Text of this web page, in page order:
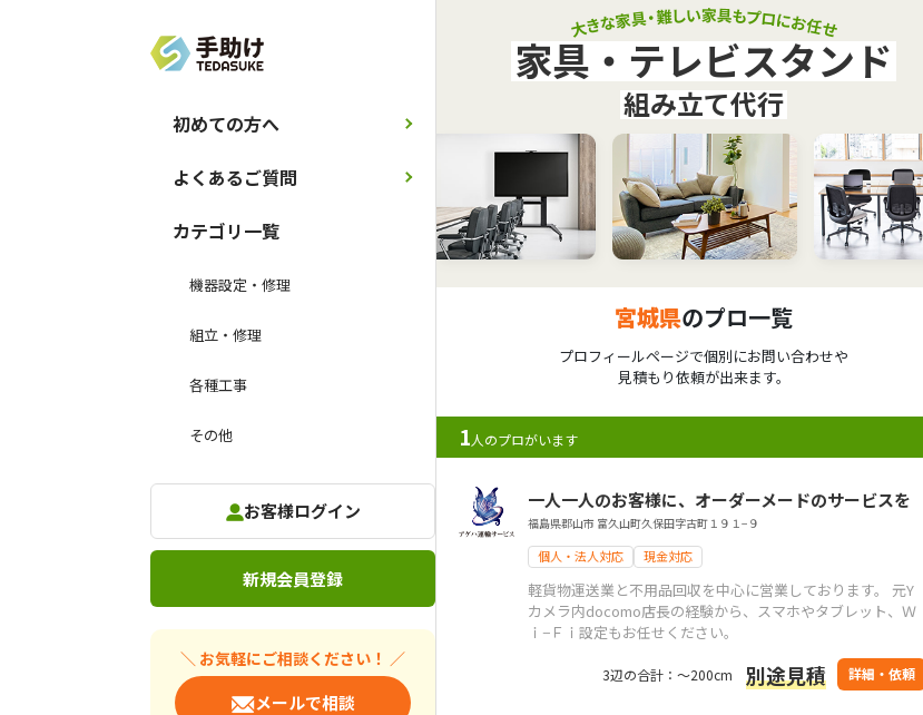
初めての方へ
カテゴリ一覧
機器設定・修理
組立・修理
各種工事
その他
よくあるご質問
お客様ログイン
新規会員登録
＼ お気軽にご相談ください！ ／
メールで相談
家具・テレビスタンド
組み立て代行
宮城県のプロ一覧
プロフィールページで個別にお問い合わせや
見積もり依頼が出来ます。
1人のプロがいます
一人一人のお客様に、オーダーメードのサービスを
福島県郡山市 富久山町久保田字古町１９１−９
個人・法人対応 現金対応
軽貨物運送業と不用品回収を中心に営業しております。 元Y
カメラ内docomo店長の経験から、スマホやタブレット、Ｗ
ｉ−Ｆｉ設定もお任せください。
3辺の合計：～200cm 別途見積 詳細・依頼